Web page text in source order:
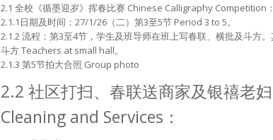
2.1 全校《循墨迎岁》挥春比赛 Chinese Calligraphy Competition：
2.1.1日期及时间：27/1/26（二）第3至5节 Period 3 to 5。
2.1.2 流程：第3至4节，学生及班导师在班上写春联、横批及斗方
斗方 Teachers at small hall。
2.1.3 第5节拍大合照 Group photo
2.2 社区打扫、春联送商家及银禧老
Cleaning and Services：